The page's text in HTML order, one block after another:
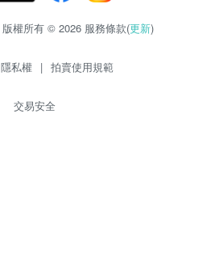
權所有 © 2026 服務條款(更新)
隱私權 | 拍賣使用規範
交易安全